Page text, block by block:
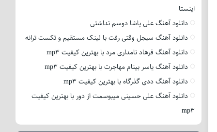
اینستا
دانلود آهنگ علی پاشا دوسم نداشتی
دانلود آهنگ سیجل وقتی رفت با لینک مستقیم و تکست ترانه
دانلود آهنگ فرهاد نامداری مرد با بهترین کیفیت mp3
دانلود آهنگ یاسر بینام مهاجرت با بهترین کیفیت mp3
دانلود آهنگ ددی گذرگاه با بهترین کیفیت mp3
دانلود آهنگ علی حسینی میبوسمت از دور با بهترین کیفیت
mp3